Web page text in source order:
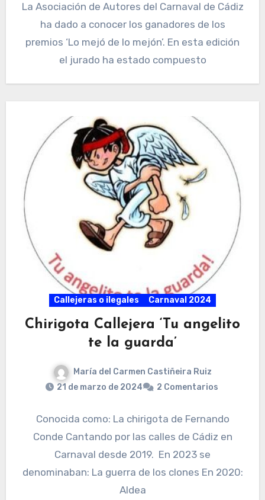
La Asociación de Autores del Carnaval de Cádiz
ha dado a conocer los ganadores de los
premios ‘Lo mejó de lo mejón’. En esta edición
el jurado ha estado compuesto
Callejeras o ilegales Carnaval 2024
Chirigota Callejera ‘Tu angelito
te la guarda’
María del Carmen Castiñeira Ruiz
21 de marzo de 2024
2 Comentarios
Conocida como: La chirigota de Fernando
Conde Cantando por las calles de Cádiz en
Carnaval desde 2019. En 2023 se
denominaban: La guerra de los clones En 2020:
Aldea